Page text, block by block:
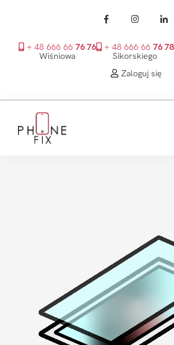
+ 48 666 66 76 76
Wiśniowa
+ 48 666 66 76 78
Sikorskiego
Zaloguj się
głównego